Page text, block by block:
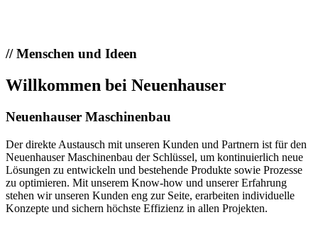
//Menschen und Ideen
Willkommen bei Neuenhauser
Neuenhauser Maschinenbau
Der direkte Austausch mit unseren Kunden und Partnern ist für den
Neuenhauser Maschinenbau der Schlüssel, um kontinuierlich neue
Lösungen zu entwickeln und bestehende Produkte sowie Prozesse
zu optimieren. Mit unserem Know-how und unserer Erfahrung
stehen wir unseren Kunden eng zur Seite, erarbeiten individuelle
Konzepte und sichern höchste Effizienz in allen Projekten.